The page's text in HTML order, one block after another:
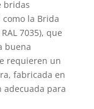
bridas
la Brida
7035), que
buena
requieren un
fabricada en
adecuada para